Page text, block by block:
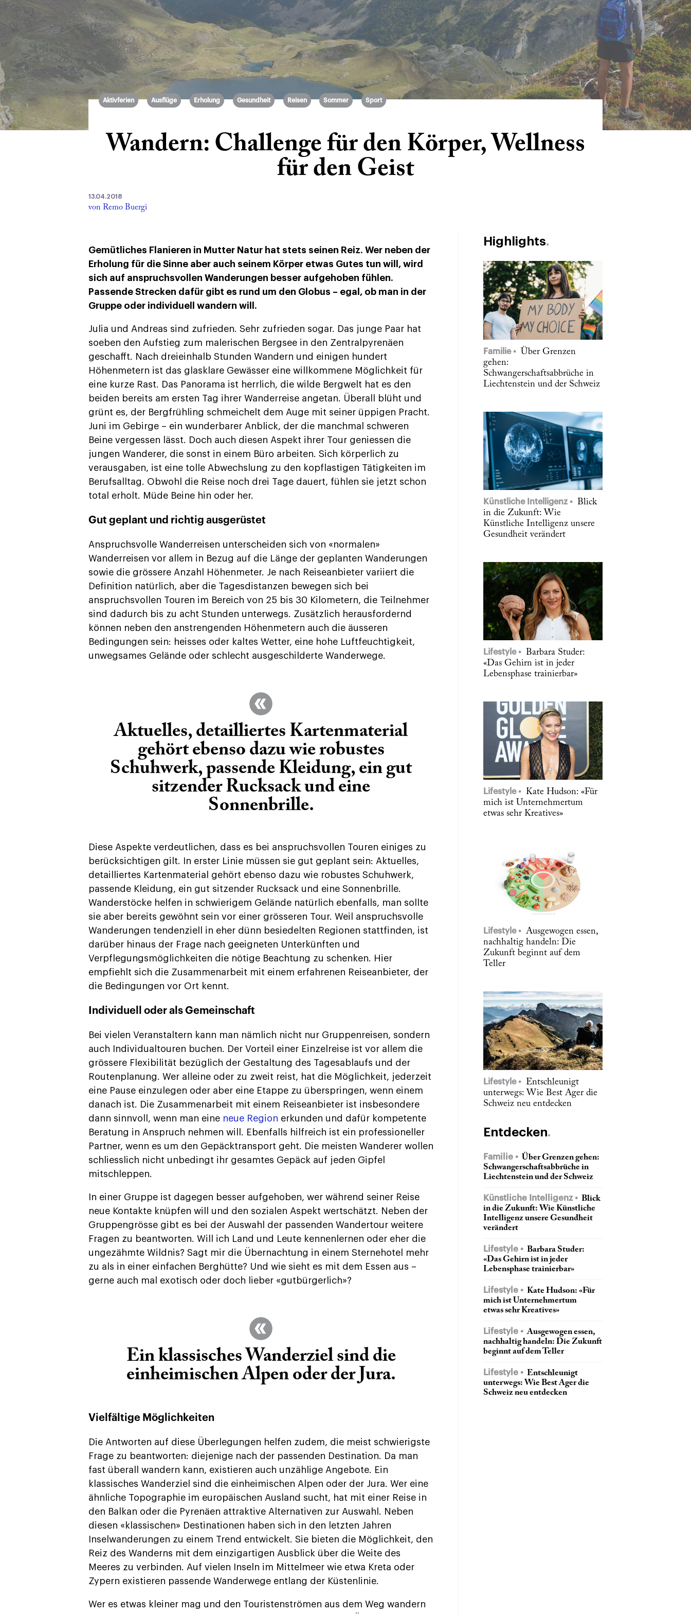
Aktivferien Ausflüge Erholung Gesundheit Reisen Sommer Sport
Wandern: Challenge für den Körper, Wellness
für den Geist
13.04.2018
von Remo Buergi
Gemütliches Flanieren in Mutter Natur hat stets seinen Reiz. Wer neben der
Erholung für die Sinne aber auch seinem Körper etwas Gutes tun will, wird
sich auf anspruchsvollen Wanderungen besser aufgehoben fühlen.
Passende Strecken dafür gibt es rund um den Globus – egal, ob man in der
Gruppe oder individuell wandern will.
Julia und Andreas sind zufrieden. Sehr zufrieden sogar. Das junge Paar hat
soeben den Aufstieg zum malerischen Bergsee in den Zentralpyrenäen
geschafft. Nach dreieinhalb Stunden Wandern und einigen hundert
Höhenmetern ist das glasklare Gewässer eine willkommene Möglichkeit für
eine kurze Rast. Das Panorama ist herrlich, die wilde Bergwelt hat es den
beiden bereits am ersten Tag ihrer Wanderreise angetan. Überall blüht und
grünt es, der Bergfrühling schmeichelt dem Auge mit seiner üppigen Pracht.
Juni im Gebirge – ein wunderbarer Anblick, der die manchmal schweren
Beine vergessen lässt. Doch auch diesen Aspekt ihrer Tour geniessen die
jungen Wanderer, die sonst in einem Büro arbeiten. Sich körperlich zu
verausgaben, ist eine tolle Abwechslung zu den kopflastigen Tätigkeiten im
Berufsalltag. Obwohl die Reise noch drei Tage dauert, fühlen sie jetzt schon
total erholt. Müde Beine hin oder her.
Gut geplant und richtig ausgerüstet
Anspruchsvolle Wanderreisen unterscheiden sich von «normalen»
Wanderreisen vor allem in Bezug auf die Länge der geplanten Wanderungen
sowie die grössere Anzahl Höhenmeter. Je nach Reiseanbieter variiert die
Definition natürlich, aber die Tagesdistanzen bewegen sich bei
anspruchsvollen Touren im Bereich von 25 bis 30 Kilometern, die Teilnehmer
sind dadurch bis zu acht Stunden unterwegs. Zusätzlich herausfordernd
können neben den anstrengenden Höhenmetern auch die äusseren
Bedingungen sein: heisses oder kaltes Wetter, eine hohe Luftfeuchtigkeit,
unwegsames Gelände oder schlecht ausgeschilderte Wanderwege.
Aktuelles, detailliertes Kartenmaterial
gehört ebenso dazu wie robustes
Schuhwerk, passende Kleidung, ein gut
sitzender Rucksack und eine
Sonnenbrille.
Diese Aspekte verdeutlichen, dass es bei anspruchsvollen Touren einiges zu
berücksichtigen gilt. In erster Linie müssen sie gut geplant sein: Aktuelles,
detailliertes Kartenmaterial gehört ebenso dazu wie robustes Schuhwerk,
passende Kleidung, ein gut sitzender Rucksack und eine Sonnenbrille.
Wanderstöcke helfen in schwierigem Gelände natürlich ebenfalls, man sollte
sie aber bereits gewöhnt sein vor einer grösseren Tour. Weil anspruchsvolle
Wanderungen tendenziell in eher dünn besiedelten Regionen stattfinden, ist
darüber hinaus der Frage nach geeigneten Unterkünften und
Verpflegungsmöglichkeiten die nötige Beachtung zu schenken. Hier
empfiehlt sich die Zusammenarbeit mit einem erfahrenen Reiseanbieter, der
die Bedingungen vor Ort kennt.
Individuell oder als Gemeinschaft
Bei vielen Veranstaltern kann man nämlich nicht nur Gruppenreisen, sondern
auch Individualtouren buchen. Der Vorteil einer Einzelreise ist vor allem die
grössere Flexibilität bezüglich der Gestaltung des Tagesablaufs und der
Routenplanung. Wer alleine oder zu zweit reist, hat die Möglichkeit, jederzeit
eine Pause einzulegen oder aber eine Etappe zu überspringen, wenn einem
danach ist. Die Zusammenarbeit mit einem Reiseanbieter ist insbesondere
dann sinnvoll, wenn man eine neue Region erkunden und dafür kompetente
Beratung in Anspruch nehmen will. Ebenfalls hilfreich ist ein professioneller
Partner, wenn es um den Gepäcktransport geht. Die meisten Wanderer wollen
schliesslich nicht unbedingt ihr gesamtes Gepäck auf jeden Gipfel
mitschleppen.
In einer Gruppe ist dagegen besser aufgehoben, wer während seiner Reise
neue Kontakte knüpfen will und den sozialen Aspekt wertschätzt. Neben der
Gruppengrösse gibt es bei der Auswahl der passenden Wandertour weitere
Fragen zu beantworten. Will ich Land und Leute kennenlernen oder eher die
ungezähmte Wildnis? Sagt mir die Übernachtung in einem Sternehotel mehr
zu als in einer einfachen Berghütte? Und wie sieht es mit dem Essen aus –
gerne auch mal exotisch oder doch lieber «gutbürgerlich»?
Ein klassisches Wanderziel sind die
einheimischen Alpen oder der Jura.
Vielfältige Möglichkeiten
Die Antworten auf diese Überlegungen helfen zudem, die meist schwierigste
Frage zu beantworten: diejenige nach der passenden Destination. Da man
fast überall wandern kann, existieren auch unzählige Angebote. Ein
klassisches Wanderziel sind die einheimischen Alpen oder der Jura. Wer eine
ähnliche Topographie im europäischen Ausland sucht, hat mit einer Reise in
den Balkan oder die Pyrenäen attraktive Alternativen zur Auswahl. Neben
diesen «klassischen» Destinationen haben sich in den letzten Jahren
Inselwanderungen zu einem Trend entwickelt. Sie bieten die Möglichkeit, den
Reiz des Wanderns mit dem einzigartigen Ausblick über die Weite des
Meeres zu verbinden. Auf vielen Inseln im Mittelmeer wie etwa Kreta oder
Zypern existieren passende Wanderwege entlang der Küstenlinie.
Wer es etwas kleiner mag und den Touristenströmen aus dem Weg wandern
Highlights
Familie
Über Grenzen
gehen:
Schwangerschaftsabbrüche in
Liechtenstein und der Schweiz
Künstliche Intelligenz
Blick
in die Zukunft: Wie
Künstliche Intelligenz unsere
Gesundheit verändert
Lifestyle
Barbara Studer:
«Das Gehirn ist in jeder
Lebensphase trainierbar»
Lifestyle
Kate Hudson: «Für
mich ist Unternehmertum
etwas sehr Kreatives»
Lifestyle
Ausgewogen essen,
nachhaltig handeln: Die
Zukunft beginnt auf dem
Teller
Lifestyle
Entschleunigt
unterwegs: Wie Best Ager die
Schweiz neu entdecken
Entdecken
Familie
Über Grenzen gehen:
Schwangerschaftsabbrüche in
Liechtenstein und der Schweiz
Künstliche Intelligenz
Blick
in die Zukunft: Wie Künstliche
Intelligenz unsere Gesundheit
verändert
Lifestyle
Barbara Studer:
«Das Gehirn ist in jeder
Lebensphase trainierbar»
Lifestyle
Kate Hudson: «Für
mich ist Unternehmertum
etwas sehr Kreatives»
Lifestyle
Ausgewogen essen,
nachhaltig handeln: Die Zukunft
beginnt auf dem Teller
Lifestyle
Entschleunigt
unterwegs: Wie Best Ager die
Schweiz neu entdecken